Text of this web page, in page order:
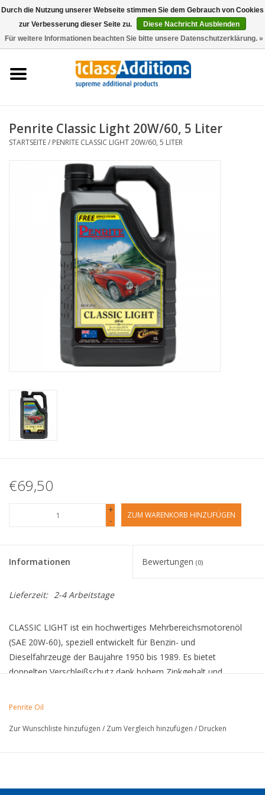
0 Artikel - €0,00
Auto Lagerung
Penrite Classic Light 20W/60, 5 Liter
STARTSEITE/ PENRITE CLASSIC LIGHT 20W/60, 5 LITER
€69,50
+
-
ZUM WARENKORB HINZUFÜGEN
Informationen Bewertungen (0)
Lieferzeit: 2-4 Arbeitstage
CLASSIC LIGHT ist ein hochwertiges Mehrbereichsmotorenöl
(SAE 20W-60), speziell entwickelt für Benzin- und
Dieselfahrzeuge der Baujahre 1950 bis 1989. Es bietet
doppelten Verschleißschutz dank hohem Zinkgehalt und
CLASSIC LIGHT eignet sich für Pkw, Oldtimer, Motorräder,
ursprünglich mit einem Mehrbereichsöl der Viskositätsklasse
Penrite Oil
Zur Wunschliste hinzufügen / Zum Vergleich hinzufügen / Drucken
Durch die Nutzung unserer Webseite stimmen Sie dem Gebrauch von Cookies
zur Verbesserung dieser Seite zu.
Diese Nachricht Ausblenden
Für weitere Informationen beachten Sie bitte unsere Datenschutzerklärung. »